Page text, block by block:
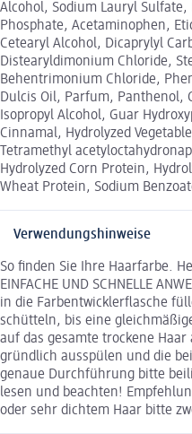
Alcohol, Sodium Lauryl
Phosphate, Acetaminophen,
Cetearyl Alcohol, Dicaprylyl
Distearyldimonium Chloride,
Behentrimonium Chloride,
Dulcis Oil, Parfum, Panthenol,
Isopropyl Alcohol, Guar
Cinnamal, Hydrolyzed
Tetramethyl
Hydrolyzed Corn Protein,
Wheat Protein, Sodium
Verwendungshinweise
So finden Sie Ihre Haarfarbe.
EINFACHE UND SCHNELLE
in die Farbentwicklerflasche
schütteln, bis eine
auf das gesamte trockene
gründlich ausspülen und die
genaue Durchführung bitte
lesen und beachten!
oder sehr dichtem Haar bitte